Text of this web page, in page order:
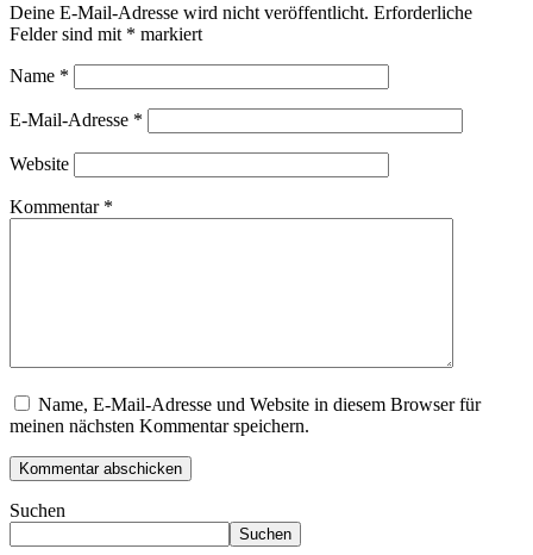
Deine E-Mail-Adresse wird nicht veröffentlicht. Erforderliche
Felder sind mit * markiert
Name *
E-Mail-Adresse *
Website
Kommentar *
Name, E-Mail-Adresse und Website in diesem Browser für
meinen nächsten Kommentar speichern.
Suchen
Suchen